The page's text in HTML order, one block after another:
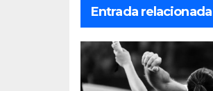
Entrada relacionada